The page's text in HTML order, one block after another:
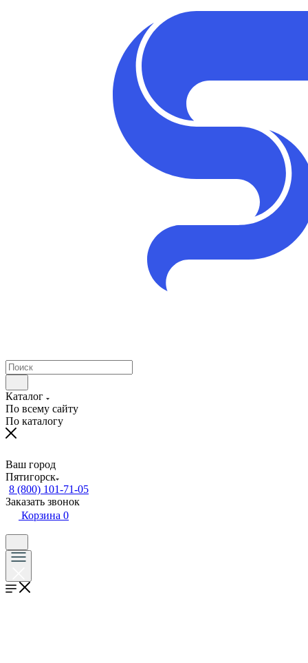
Каталог
По всему сайту
По каталогу
Ваш город
Пятигорск
8 (800) 101-71-05
Заказать звонок
Корзина 0